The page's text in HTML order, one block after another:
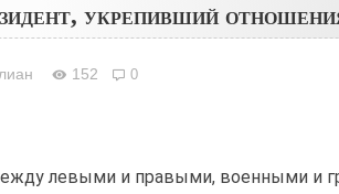
укрепивший
152 0
левыми и правыми, военными и